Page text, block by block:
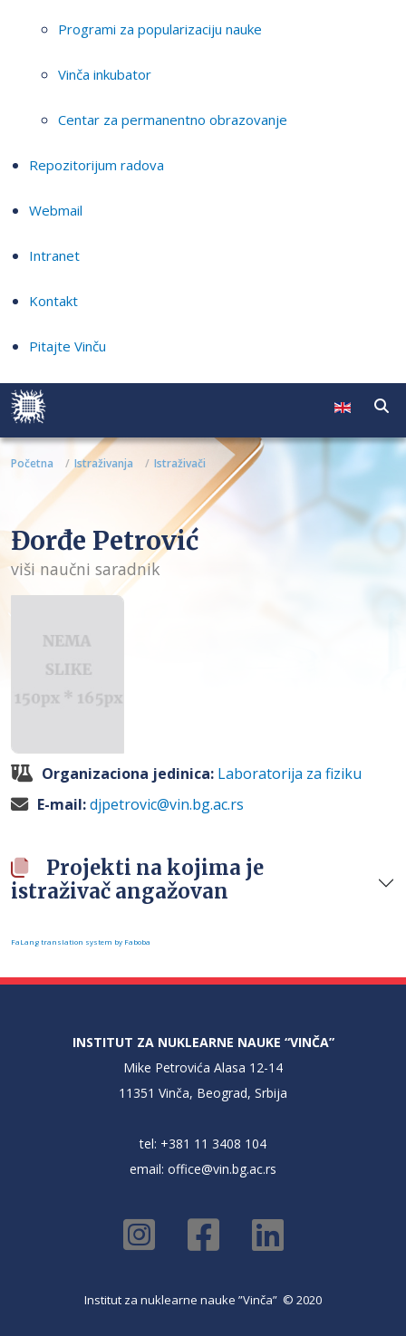
Programi za popularizaciju nauke
Vinča inkubator
Centar za permanentno obrazovanje
Repozitorijum radova
Webmail
Intranet
Kontakt
Pitajte Vinču
Početna Istraživanja Istraživači
Đorđe Petrović
viši naučni saradnik
Organizaciona jedinica: Laboratorija za fiziku
E-mail:djpetrovic@vin.bg.ac.rs
Projekti na kojima je
istraživač angažovan
FaLang translation system by Faboba
INSTITUT ZA NUKLEARNE NAUKE “VINČA”
Mike Petrovića Alasa 12-14
11351 Vinča, Beograd, Srbija
tel: +381 11 3408 104
email: office@vin.bg.ac.rs
Institut za nuklearne nauke ”Vinča” © 2020